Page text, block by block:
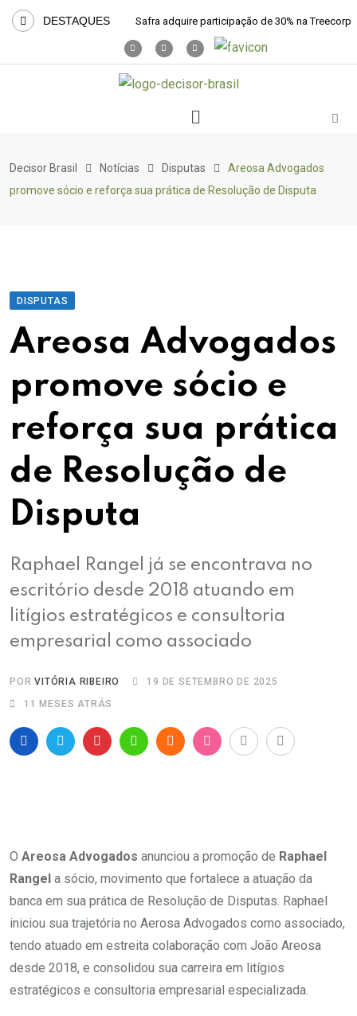
DESTAQUES Safra adquire participação de 30% na Treecorp
Decisor Brasil Notícias Disputas
Areosa Advogados
promove sócio e reforça sua prática de Resolução de Disputa
DISPUTAS
Areosa Advogados
promove sócio e
reforça sua prática
de Resolução de
Disputa
Raphael Rangel já se encontrava no
escritório desde 2018 atuando em
litígios estratégicos e consultoria
empresarial como associado
PORVITÓRIA RIBEIRO
19 DE SETEMBRO DE 2025
11 MESES ATRÁS
O Areosa Advogados anunciou a promoção de Raphael
Rangel a sócio, movimento que fortalece a atuação da
banca em sua prática de Resolução de Disputas. Raphael
iniciou sua trajetória no Aerosa Advogados como associado,
tendo atuado em estreita colaboração com João Areosa
desde 2018, e consolidou sua carreira em litígios
estratégicos e consultoria empresarial especializada.